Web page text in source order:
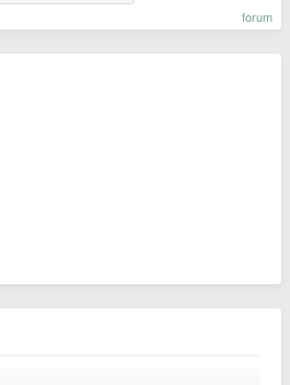
forum